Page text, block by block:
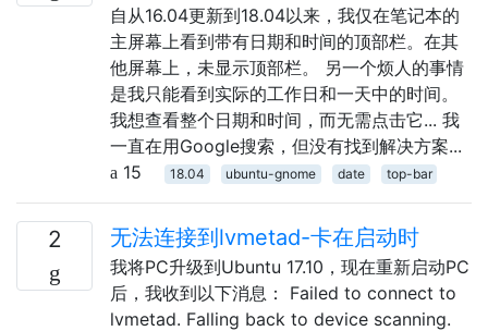
自从16.04更新到18.04以来，我仅在笔记本的
主屏幕上看到带有日期和时间的顶部栏。在其
他屏幕上，未显示顶部栏。 另一个烦人的事情
是我只能看到实际的工作日和一天中的时间。
我想查看整个日期和时间，而无需点击它... 我
一直在用Google搜索，但没有找到解决方案...
15
18.04 ubuntu-gnome date top-bar
2 无法连接到lvmetad-卡在启动时
我将PC升级到Ubuntu 17.10，现在重新启动PC
后，我收到以下消息： Failed to connect to
lvmetad. Falling back to device scanning.